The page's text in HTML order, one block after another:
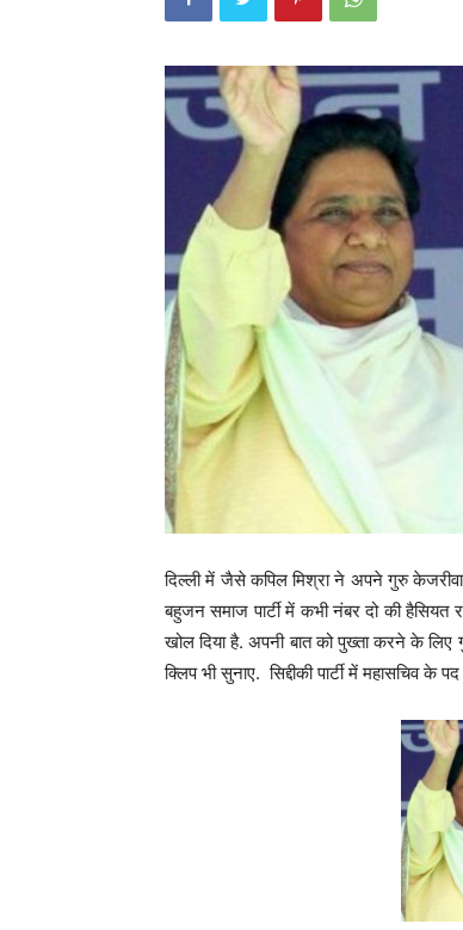
दिल्ली में जैसे कपिल मिश्रा ने अपने गुरु
बहुजन समाज पार्टी में कभी नंबर दो की हैसियत
खोल दिया है. अपनी बात को पुख्ता करने के
क्लिप भी सुनाए. सिद्दीकी पार्टी में महासचिव के